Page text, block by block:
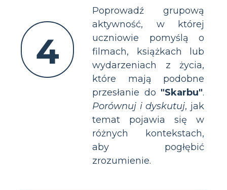
4
Poprowadź grupową
aktywność, w której
uczniowie pomyślą o
filmach, książkach lub
wydarzeniach z życia,
które mają podobne
przesłanie do "Skarbu".
Porównuj i dyskutuj, jak
temat pojawia się w
różnych kontekstach,
aby pogłębić
zrozumienie.